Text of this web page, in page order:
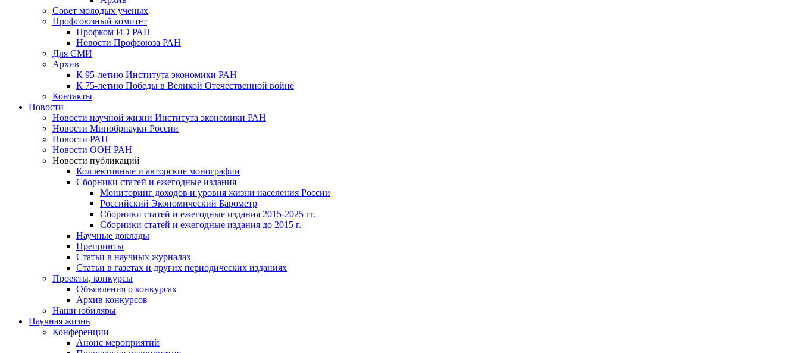
Совет молодых ученых
Профсоюзный комитет
Профком ИЭ РАН
Новости Профсоюза РАН
Для СМИ
Архив
К 95-летию Института экономики РАН
К 75-летию Победы в Великой Отечественной войне
Контакты
Новости
Новости научной жизни Института экономики РАН
Новости Минобрнауки России
Новости РАН
Новости ООН РАН
Новости публикаций
Коллективные и авторские монографии
Сборники статей и ежегодные издания
Мониторинг доходов и уровня жизни населения России
Российский Экономический Барометр
Сборники статей и ежегодные издания 2015-2025 гг.
Сборники статей и ежегодные издания до 2015 г.
Научные доклады
Препринты
Статьи в научных журналах
Статьи в газетах и других периодических изданиях
Проекты, конкурсы
Объявления о конкурсах
Архив конкурсов
Наши юбиляры
Научная жизнь
Конференции
Анонс мероприятий